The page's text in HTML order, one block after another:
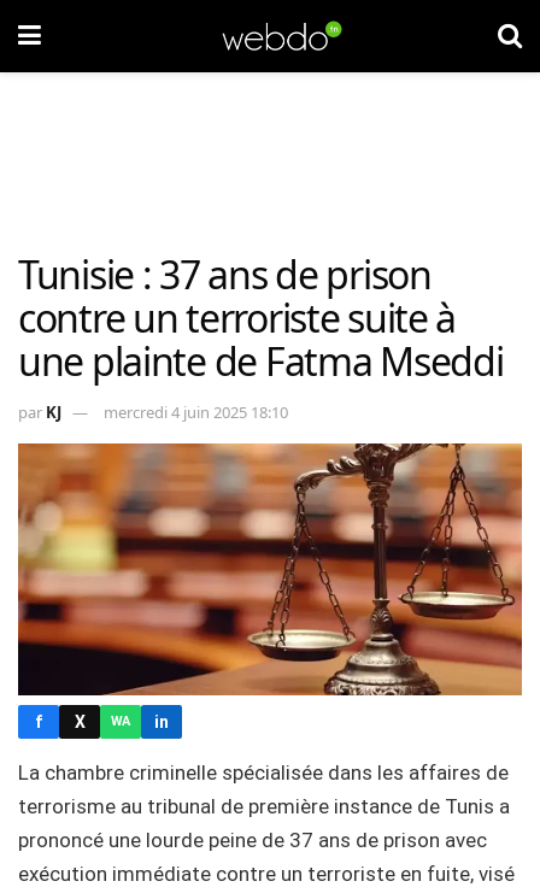
Tunisie : 37 ans de prison
contre un terroriste suite à
une plainte de Fatma Mseddi
par KJ mercredi 4 juin 2025 18:10
f X WA in
La chambre criminelle spécialisée dans les affaires de
terrorisme au tribunal de première instance de Tunis a
prononcé une lourde peine de 37 ans de prison avec
exécution immédiate contre un terroriste en fuite, visé